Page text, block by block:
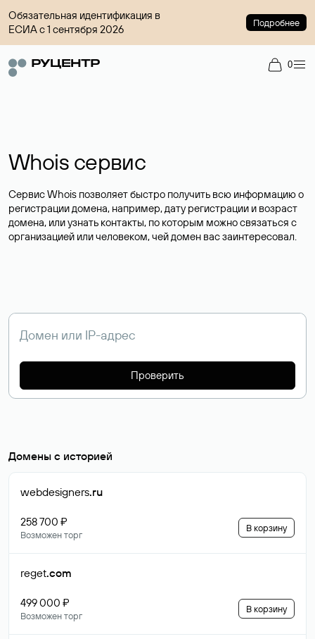
Обязательная идентификация в
ЕСИА с 1 сентября 2026
Подробнее
0
Whois сервис
Сервис Whois позволяет быстро получить всю информацию о
регистрации домена, например, дату регистрации и возраст
домена, или узнать контакты, по которым можно связаться с
организацией или человеком, чей домен вас заинтересовал.
Проверить
Домены с историей
webdesigners.ru
258 700 ₽
Возможен торг
В корзину
reget.com
499 000 ₽
Возможен торг
В корзину